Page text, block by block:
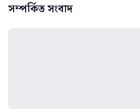
সম্পর্কিত সংবাদ